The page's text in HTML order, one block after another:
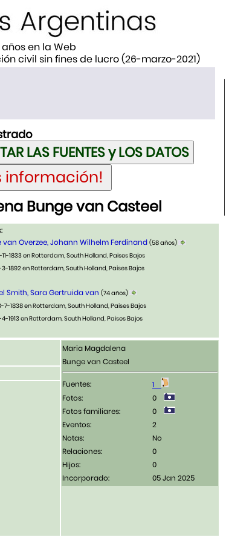
en la Web
civil sin fines de lucro (26-marzo-2021)
Bunge van Casteel
van Overzee, Johann Wilhelm Ferdinand (58 años)
11-1833 en Rotterdam, South Holland, Paises Bajos
3-1892 en Rotterdam, South Holland, Paises Bajos
Smith, Sara Gertruida van (74 años)
7-1838 en Rotterdam, South Holland, Paises Bajos
4-1913 en Rotterdam, South Holland, Paises Bajos
Maria Magdalena
Bunge van Casteel
Fuentes:
1
Fotos:
0
Fotos familiares:
0
Eventos:
2
Notas:
No
Relaciones:
0
Hijos:
0
Incorporado:
05 Jan 2025